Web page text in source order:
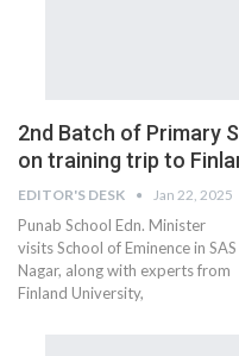
2nd Batch of Primary
on training trip to
EDITOR'S DESK Jan 22, 2025
Punab School Edn. Minister
visits School of Eminence in SAS
Nagar, along with experts from
Finland University,